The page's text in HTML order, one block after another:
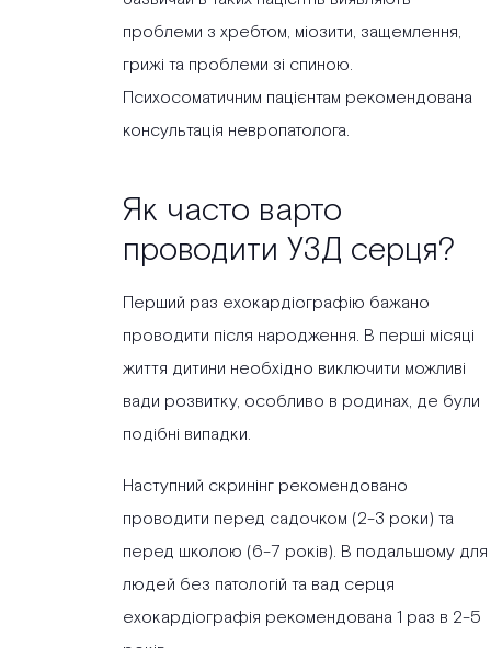
проблеми з хребтом, міозити, защемлення,
грижі та проблеми зі спиною.
Психосоматичним пацієнтам рекомендована
консультація невропатолога.
Як часто варто
проводити УЗД серця?
Перший раз ехокардіографію бажано
проводити після народження. В перші місяці
життя дитини необхідно виключити можливі
вади розвитку, особливо в родинах, де були
подібні випадки.
Наступний скринінг рекомендовано
проводити перед садочком (2-3 роки) та
перед школою (6-7 років). В подальшому для
людей без патологій та вад серця
ехокардіографія рекомендована 1 раз в 2-5